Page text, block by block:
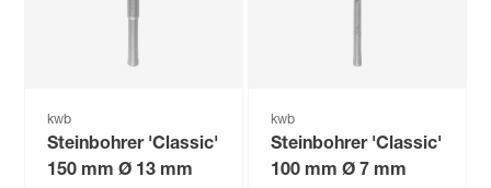
kwb
Steinbohrer 'Classic'
150 mm Ø 13 mm
kwb
Steinbohrer 'Classic'
100 mm Ø 7 mm